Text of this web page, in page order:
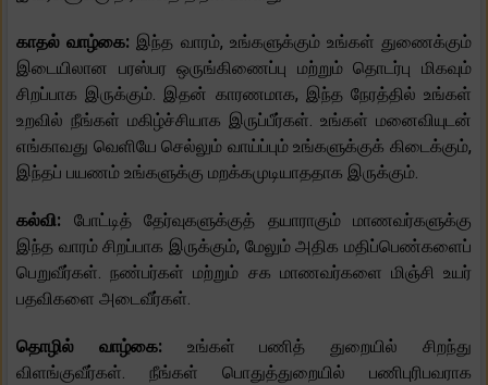
காதல் வாழ்கை:இந்த வாரம், உங்களுக்கும் உங்கள் துணைக்கும்
இடையிலான பரஸ்பர ஒருங்கிணைப்பு மற்றும் தொடர்பு மிகவும்
சிறப்பாக இருக்கும். இதன் காரணமாக, இந்த நேரத்தில் உங்கள்
உறவில் நீங்கள் மகிழ்ச்சியாக இருப்பீர்கள். உங்கள் மனைவியுடன்
எங்காவது வெளியே செல்லும் வாய்ப்பும் உங்களுக்குக் கிடைக்கும்,
இந்தப் பயணம் உங்களுக்கு மறக்கமுடியாததாக இருக்கும்.
கல்வி: போட்டித் தேர்வுகளுக்குத் தயாராகும் மாணவர்களுக்கு
இந்த வாரம் சிறப்பாக இருக்கும், மேலும் அதிக மதிப்பெண்களைப்
பெறுவீர்கள். நண்பர்கள் மற்றும் சக மாணவர்களை மிஞ்சி உயர்
பதவிகளை அடைவீர்கள்.
தொழில் வாழ்கை: உங்கள் பணித் துறையில் சிறந்து
விளங்குவீர்கள். நீங்கள் பொதுத்துறையில் பணிபுரிபவராக